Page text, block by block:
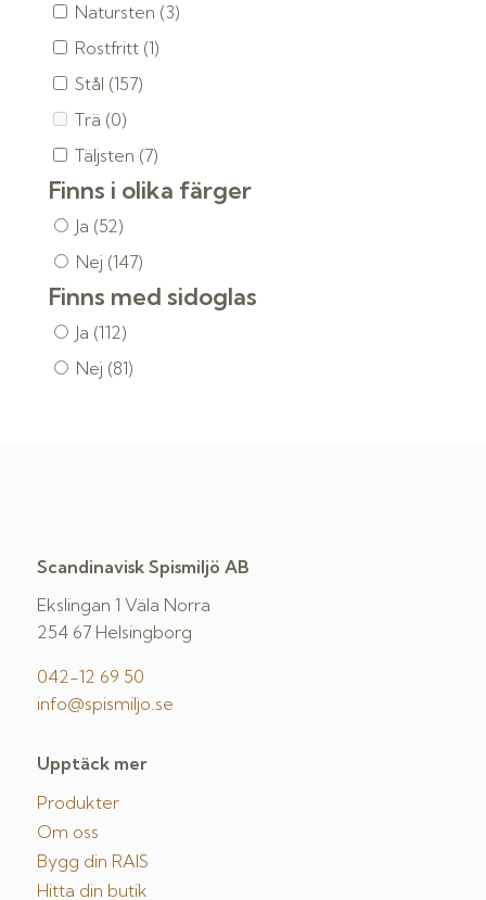
Natursten (3)
Rostfritt (1)
Stål (157)
Trä (0)
Täljsten (7)
Finns i olika färger
Ja (52)
Nej (147)
Finns med sidoglas
Ja (112)
Nej (81)
Scandinavisk Spismiljö AB
Ekslingan 1 Väla Norra
254 67 Helsingborg
042-12 69 50
info@spismiljo.se
Upptäck mer
Produkter
Om oss
Bygg din RAIS
Hitta din butik